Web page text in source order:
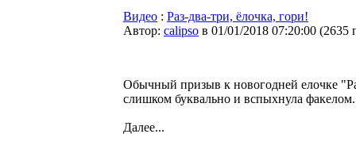
Видео : Раз-два-три, ёлочка, гори!
Автор: calipso в 01/01/2018 07:20:00 (2635
Обычный призыв к новогодней елочке
слишком буквально и вспыхнула факелом.
Далее...